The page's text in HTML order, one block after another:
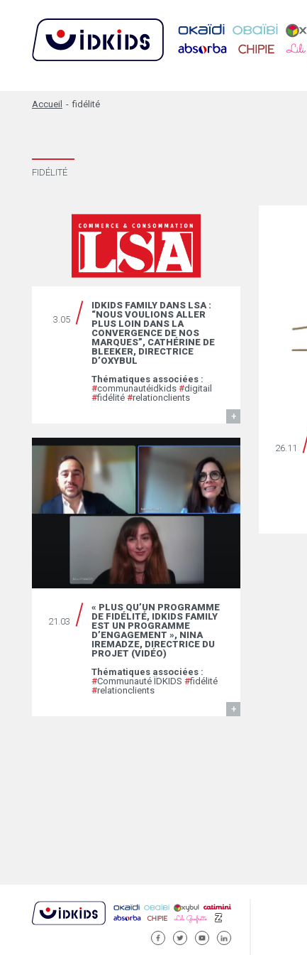
Accueil - fidélité
FIDÉLITÉ
3.05
IDKIDS FAMILY DANS LSA :
“NOUS VOULIONS ALLER
PLUS LOIN DANS LA
CONVERGENCE DE NOS
MARQUES”, CATHÉRINE DE
BLEEKER, DIRECTRICE
D’OXYBUL￼
Thématiques associées :
#communautéidkids #digitail
#fidélité #relationclients
21.03
« PLUS QU’UN PROGRAMME
DE FIDÉLITÉ, IDKIDS FAMILY
EST UN PROGRAMME
D’ENGAGEMENT », NINA
IREMADZE, DIRECTRICE DU
PROJET (VIDÉO)
Thématiques associées :
#Communauté ÏDKIDS #fidélité
#relationclients
26.11
FACEBOOKTWITTERYOUTUBELINKEDIN